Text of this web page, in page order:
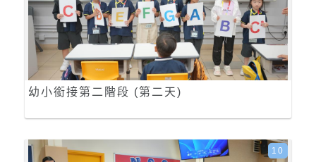
幼小銜接第二階段 (第二天)
10